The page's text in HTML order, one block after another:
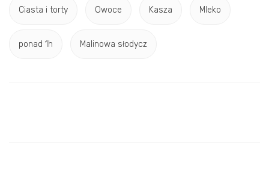
Ciasta i torty Owoce Kasza Mleko
ponad 1h Malinowa słodycz